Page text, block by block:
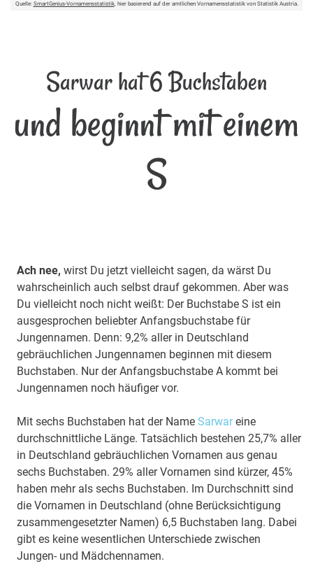
Quelle: SmartGenius-Vornamensstatistik, hier basierend auf der amtlichen Vornamensstatistik von Statistik Austria.
Sarwar hat 6 Buchstaben
und beginnt mit einem
S
Ach nee, wirst Du jetzt vielleicht sagen, da wärst Du
wahrscheinlich auch selbst drauf gekommen. Aber was
Du vielleicht noch nicht weißt: Der Buchstabe S ist ein
ausgesprochen beliebter Anfangsbuchstabe für
Jungennamen. Denn: 9,2% aller in Deutschland
gebräuchlichen Jungennamen beginnen mit diesem
Buchstaben. Nur der Anfangsbuchstabe A kommt bei
Jungennamen noch häufiger vor.
Mit sechs Buchstaben hat der Name Sarwareine
durchschnittliche Länge. Tatsächlich bestehen 25,7% aller
in Deutschland gebräuchlichen Vornamen aus genau
sechs Buchstaben. 29% aller Vornamen sind kürzer, 45%
haben mehr als sechs Buchstaben. Im Durchschnitt sind
die Vornamen in Deutschland (ohne Berücksichtigung
zusammengesetzter Namen) 6,5 Buchstaben lang. Dabei
gibt es keine wesentlichen Unterschiede zwischen
Jungen- und Mädchennamen.